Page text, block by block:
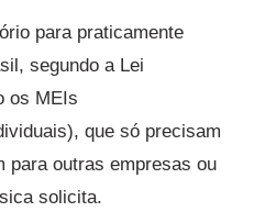
para praticamente
segundo a Lei
os MEIs
que só precisam
para outras empresas ou
solicita.